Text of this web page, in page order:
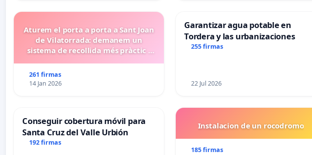
Aturem el porta a porta a Sant Joan
de Vilatorrada: demanem un
sistema de recollida més pràctic i
261 firmas
14 Jan 2026
Garantizar agua potable en
Tordera y las urbanizaciones
255 firmas
22 Jul 2026
Conseguir cobertura móvil para
Santa Cruz del Valle Urbión
192 firmas
Instalacion de un rocodromo
185 firmas